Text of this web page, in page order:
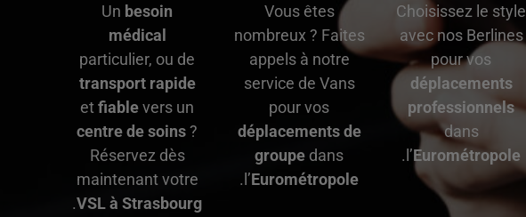
Choisissez le style
avec nos Berlines
pour vos
déplacements
professionnels
dans
l’Eurométropole
.
Vous êtes
nombreux ? Faites
appels à notre
service de Vans
pour vos
déplacements de
groupe dans
l’Eurométropole
.
Un besoin
médical
particulier, ou de
transport rapide
etfiablevers un
centre de soins?
Réservez dès
maintenant votre
VSL à Strasbourg
.